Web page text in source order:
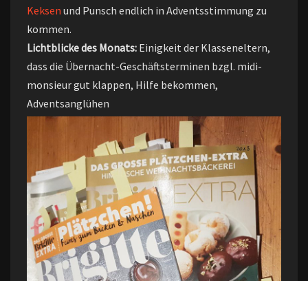
Keksen und Punsch endlich in Adventsstimmung zu
kommen.
Lichtblicke des Monats: Einigkeit der Klasseneltern,
dass die Übernacht-Geschäftsterminen bzgl. midi-
monsieur gut klappen, Hilfe bekommen,
Adventsanglühen